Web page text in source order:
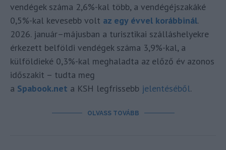
vendégek száma 2,6%-kal több, a vendégéjszakáké
0,5%-kal kevesebb volt az egy évvel korábbinál.
2026. január–májusban a turisztikai szálláshelyekre
érkezett belföldi vendégek száma 3,9%-kal, a
külföldieké 0,3%-kal meghaladta az előző év azonos
időszakit – tudta meg
a Spabook.net a KSH legfrissebb jelentéséből.
OLVASS TOVÁBB